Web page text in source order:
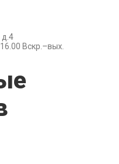
Вскр.–вых.